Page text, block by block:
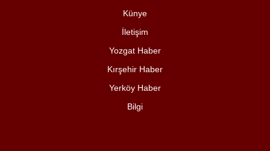
Künye
İletişim
Yozgat Haber
Kırşehir Haber
Yerköy Haber
Bilgi